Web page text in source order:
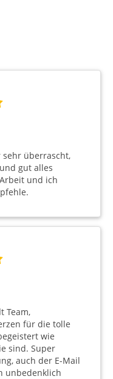
sehr überrascht,
gut alles
und ich
Team,
für die tolle
wie
sind. Super
auch der E-Mail
unbedenklich